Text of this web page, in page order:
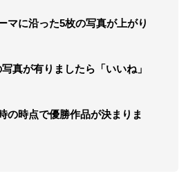
マに沿った5枚の写真が上がり
真が有りましたら「いいね」
の時点で優勝作品が決まりま